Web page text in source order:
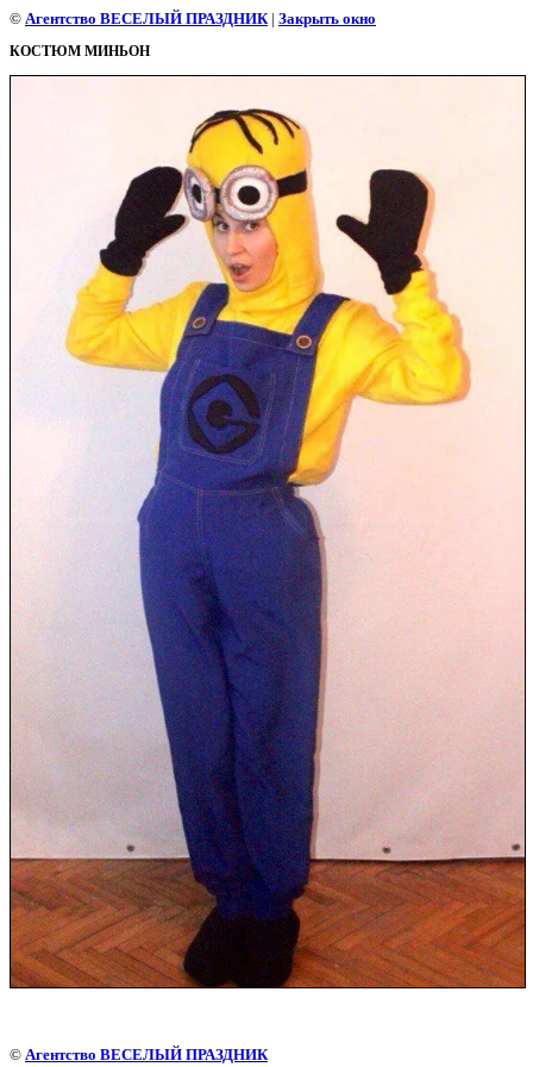
© Агентство ВЕСЕЛЫЙ ПРАЗДНИК| Закрыть окно
КОСТЮМ МИНЬОН
© Агентство ВЕСЕЛЫЙ ПРАЗДНИК